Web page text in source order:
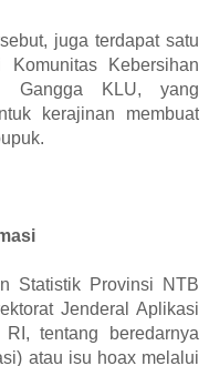
juga terdapat satu
Kebersihan
Gangga KLU, yang
kerajinan membuat
Statistik Provinsi NTB
Jenderal Aplikasi
RI, tentang beredarnya
atau isu hoax melalui